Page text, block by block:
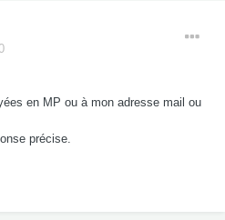
en MP ou à mon adresse mail ou
précise.